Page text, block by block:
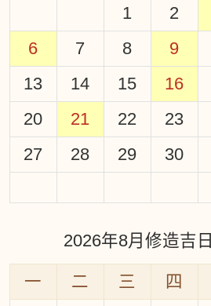
1
2
6
7 8 9
13
14 15 16
20
21 22 23
27
28 29 30
2026年8月修造吉日
一 二 三 四